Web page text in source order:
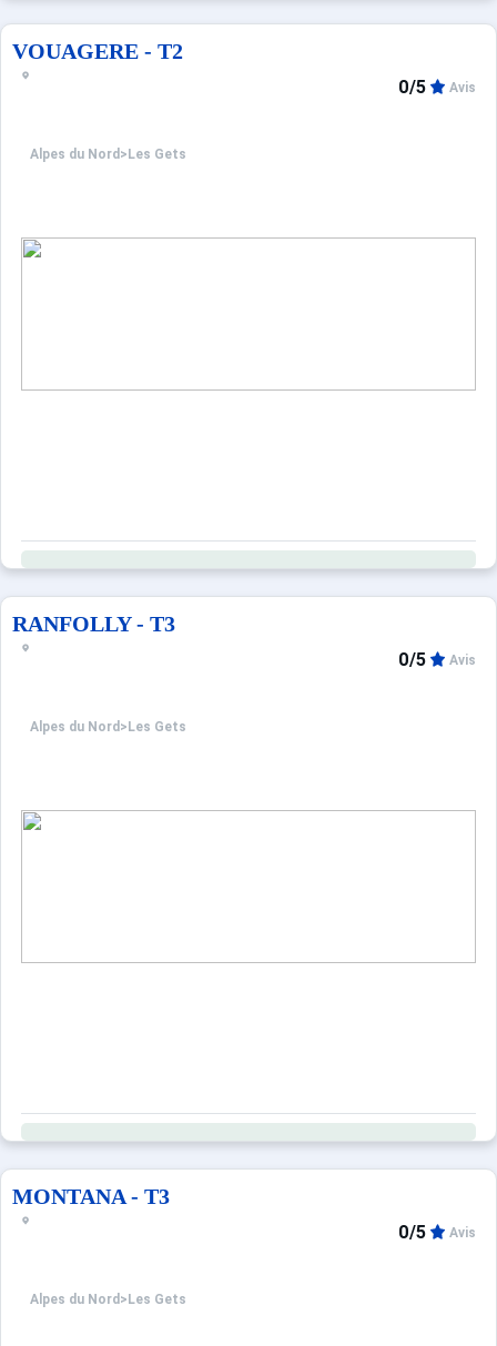
VOUAGERE - T2
Alpes du Nord > Les Gets
0/5 Avis
RANFOLLY - T3
Alpes du Nord > Les Gets
0/5 Avis
MONTANA - T3
Alpes du Nord > Les Gets
0/5 Avis